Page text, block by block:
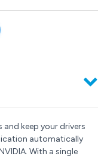
keep your drivers
automatically
With a single